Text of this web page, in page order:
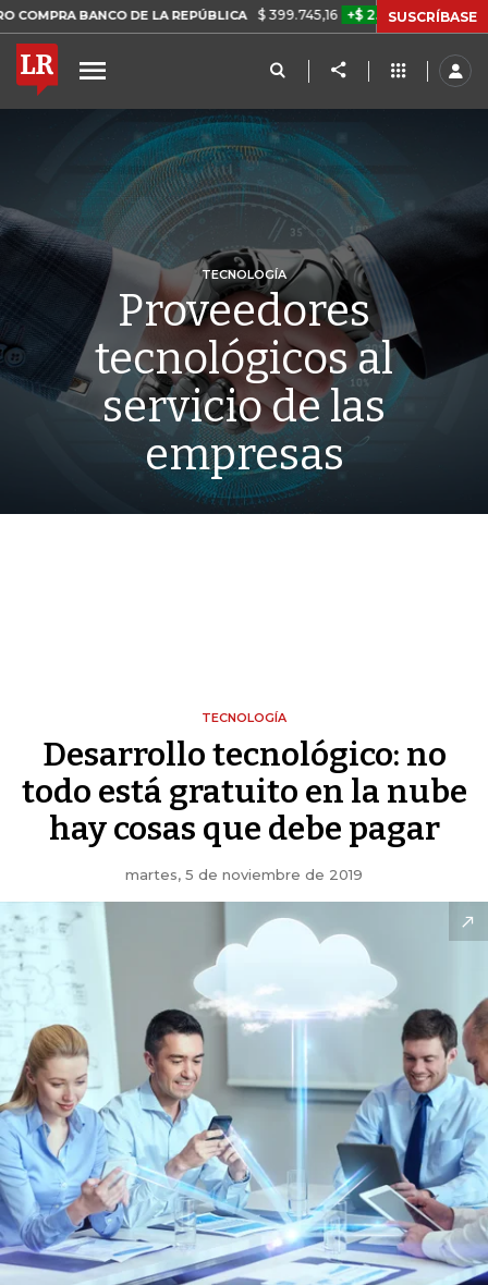
DE LA REPÚBLICA $ 399.745,16 +$ 2.295,71 +0,58% TASA
SUSCRÍBASE
TECNOLOGÍA
Proveedores
tecnológicos al
servicio de las
empresas
TECNOLOGÍA
Desarrollo tecnológico: no
todo está gratuito en la nube
hay cosas que debe pagar
martes, 5 de noviembre de 2019